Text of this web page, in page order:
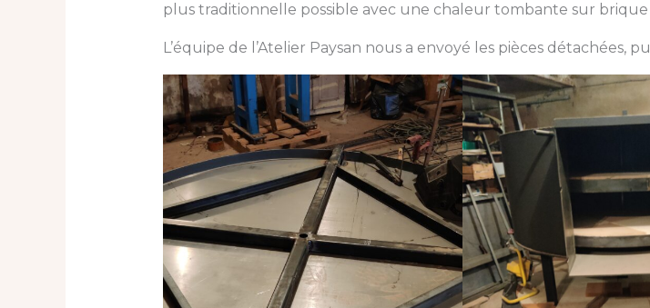
plus traditionnelle possible avec une chaleur tombante sur brique
L’équipe de l’Atelier Paysan nous a envoyé les pièces détachées,